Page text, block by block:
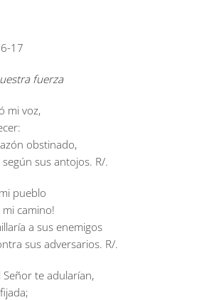
17
fuerza
mi voz,
obstinado,
sus antojos. R/.
pueblo
camino!
a sus enemigos
sus adversarios. R/.
te adularían,